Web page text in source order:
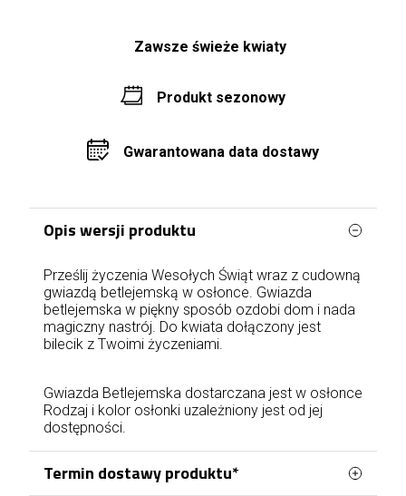
Zawsze świeże kwiaty
Produkt sezonowy
Gwarantowana data dostawy
Opis wersji produktu
Prześlij życzenia Wesołych Świąt wraz z cudowną
gwiazdą betlejemską w osłonce. Gwiazda
betlejemska w piękny sposób ozdobi dom i nada
magiczny nastrój. Do kwiata dołączony jest
bilecik z Twoimi życzeniami.
Gwiazda Betlejemska dostarczana jest w osłonce
Rodzaj i kolor osłonki uzależniony jest od jej
dostępności.
Termin dostawy produktu*